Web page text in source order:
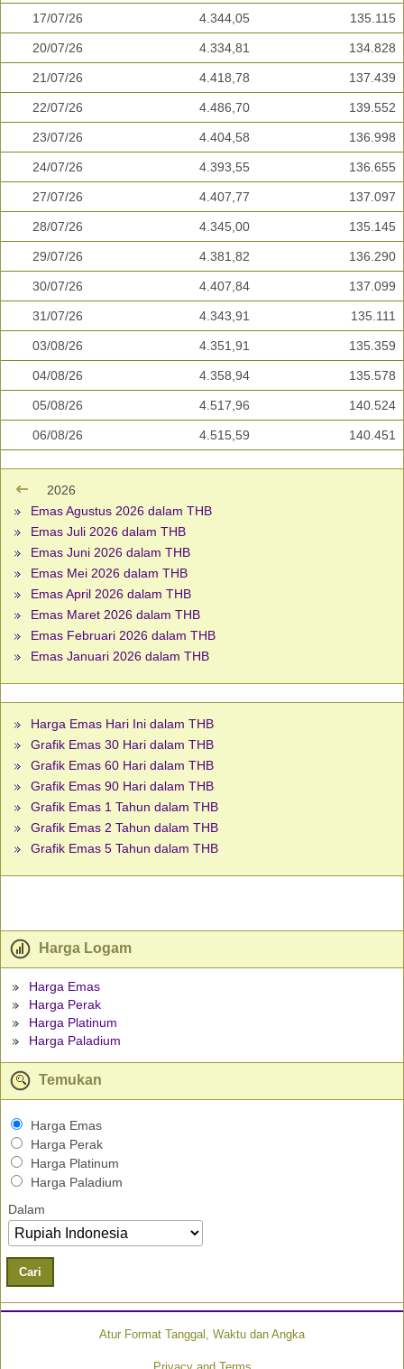
17/07/26 4.344,05 135.115
20/07/26 4.334,81 134.828
21/07/26 4.418,78 137.439
22/07/26 4.486,70 139.552
23/07/26 4.404,58 136.998
24/07/26 4.393,55 136.655
27/07/26 4.407,77 137.097
28/07/26 4.345,00 135.145
29/07/26 4.381,82 136.290
30/07/26 4.407,84 137.099
31/07/26 4.343,91 135.111
03/08/26 4.351,91 135.359
04/08/26 4.358,94 135.578
05/08/26 4.517,96 140.524
06/08/26 4.515,59 140.451
2026
Emas Agustus 2026 dalam THB
Emas Juli 2026 dalam THB
Emas Juni 2026 dalam THB
Emas Mei 2026 dalam THB
Emas April 2026 dalam THB
Emas Maret 2026 dalam THB
Emas Februari 2026 dalam THB
Emas Januari 2026 dalam THB
Harga Emas Hari Ini dalam THB
Grafik Emas 30 Hari dalam THB
Grafik Emas 60 Hari dalam THB
Grafik Emas 90 Hari dalam THB
Grafik Emas 1 Tahun dalam THB
Grafik Emas 2 Tahun dalam THB
Grafik Emas 5 Tahun dalam THB
Harga Logam
Harga Emas
Harga Perak
Harga Platinum
Harga Paladium
Temukan
Harga Emas
Harga Perak
Harga Platinum
Harga Paladium
Dalam
Cari
Atur Format Tanggal, Waktu dan Angka
Privacy and Terms